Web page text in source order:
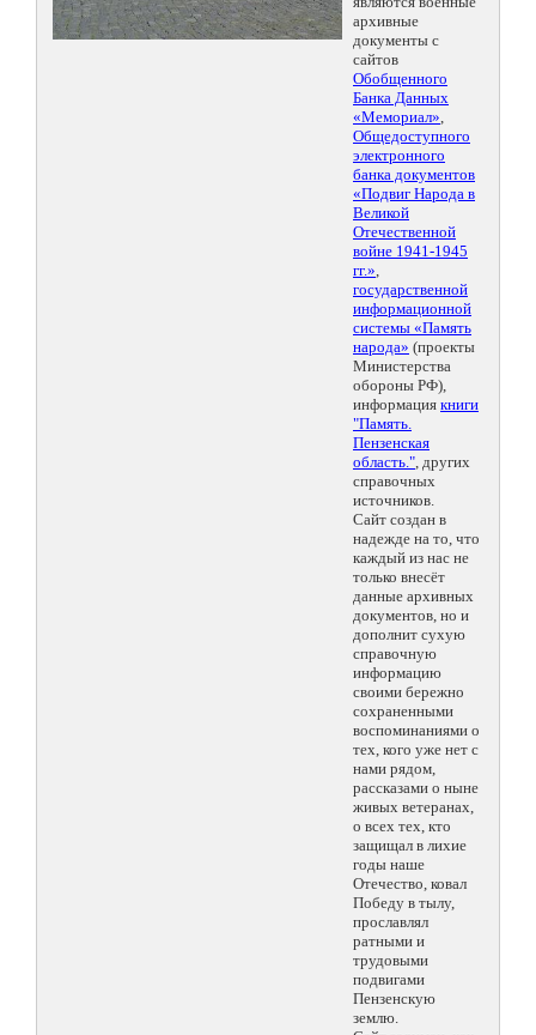
архивные
документы с
сайтов
Обобщенного
Банка Данных
«Мемориал»,
Общедоступного
электронного
банка документов
«Подвиг Народа в
Великой
Отечественной
войне 1941-1945
гг.»,
государственной
информационной
системы «Память
народа» (проекты
Министерства
обороны РФ),
информация книги
"Память.
Пензенская
область.", других
справочных
источников.
Сайт создан в
надежде на то, что
каждый из нас не
только внесёт
данные архивных
документов, но и
дополнит сухую
справочную
информацию
своими бережно
сохраненными
воспоминаниями о
тех, кого уже нет с
нами рядом,
рассказами о ныне
живых ветеранах,
о всех тех, кто
защищал в лихие
годы наше
Отечество, ковал
Победу в тылу,
прославлял
ратными и
трудовыми
подвигами
Пензенскую
землю.